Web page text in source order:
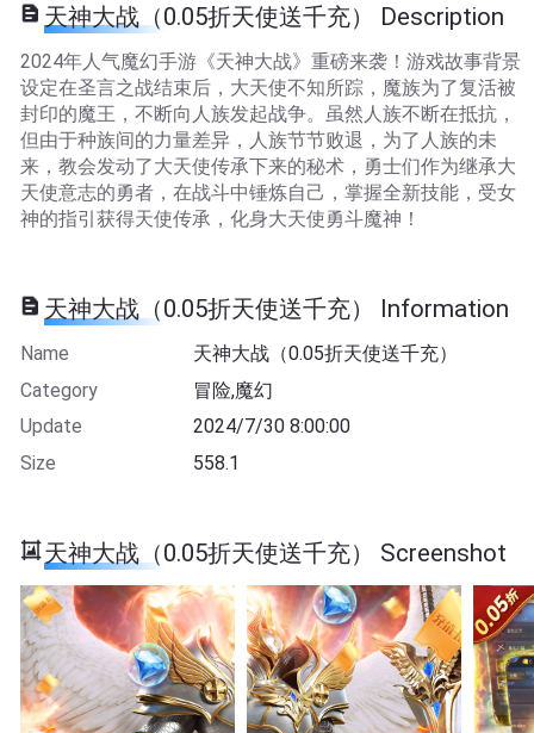
天神大战（0.05折天使送千充） Description
2024年人气魔幻手游《天神大战》重磅来袭！游戏故事背景
设定在圣言之战结束后，大天使不知所踪，魔族为了复活被
封印的魔王，不断向人族发起战争。虽然人族不断在抵抗，
但由于种族间的力量差异，人族节节败退，为了人族的未
来，教会发动了大天使传承下来的秘术，勇士们作为继承大
天使意志的勇者，在战斗中锤炼自己，掌握全新技能，受女
神的指引获得天使传承，化身大天使勇斗魔神！
天神大战（0.05折天使送千充） Information
Name
天神大战（0.05折天使送千充）
Category
冒险,魔幻
Update
2024/7/30 8:00:00
Size
558.1
天神大战（0.05折天使送千充） Screenshot